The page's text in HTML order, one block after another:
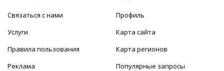
Связаться с нами
Услуги
Правила пользования
Реклама
Профиль
Карта сайта
Карта регионов
Популярные запросы